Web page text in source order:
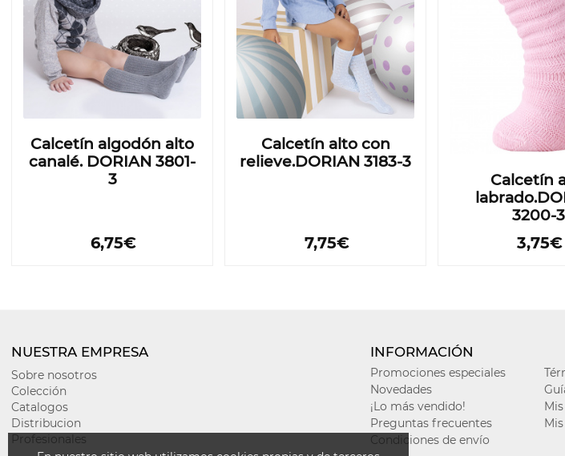
Calcetín algodón alto
canalé. DORIAN 3801-
3
6,75€
Calcetín alto con
relieve.DORIAN 3183-3
7,75€
Calcetín
3200-3
3,75€
NUESTRA EMPRESA
Sobre nosotros
Colección
Catalogos
Distribucion
Profesionales
INFORMACIÓN
Promociones especiales
Novedades
¡Lo más vendido!
Preguntas frecuentes
Condiciones de envío